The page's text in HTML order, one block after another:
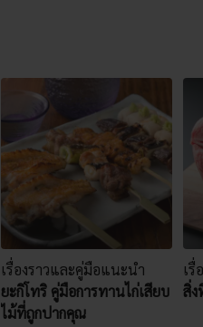
เรื่องราวและคู่มือแนะนำ
ยะกิโทริ คู่มือการทานไก่เสียบ
ไม้ที่ถูกปากคุณ
เ
สิ่ง